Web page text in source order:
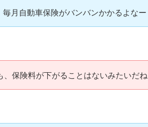
月自動車保険がバンバンかかるよなー
保険料が下がることはないみたいだね